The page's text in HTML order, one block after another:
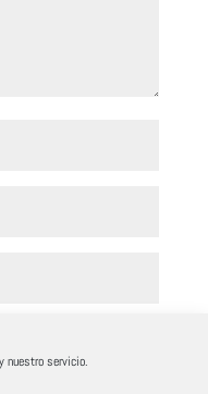
nuestro servicio.